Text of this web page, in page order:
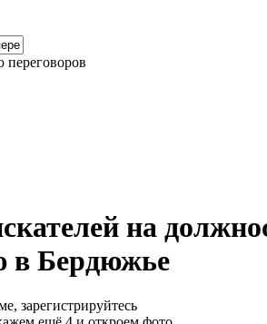
переговоров
на
в Бердюжье
зарегистрируйтесь